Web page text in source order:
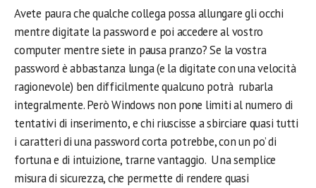
Avete paura che qualche collega possa allungare gli occhi
mentre digitate la password e poi accedere al vostro
computer mentre siete in pausa pranzo? Se la vostra
password è abbastanza lunga (e la digitate con una velocità
ragionevole) ben difficilmente qualcuno potrà rubarla
integralmente. Però Windows non pone limiti al numero di
tentativi di inserimento, e chi riuscisse a sbirciare quasi tutti
i caratteri di una password corta potrebbe, con un po’ di
fortuna e di intuizione, trarne vantaggio. Una semplice
misura di sicurezza, che permette di rendere quasi